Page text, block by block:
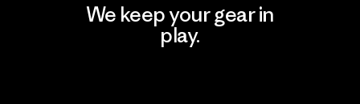
We keep your gear in
play.